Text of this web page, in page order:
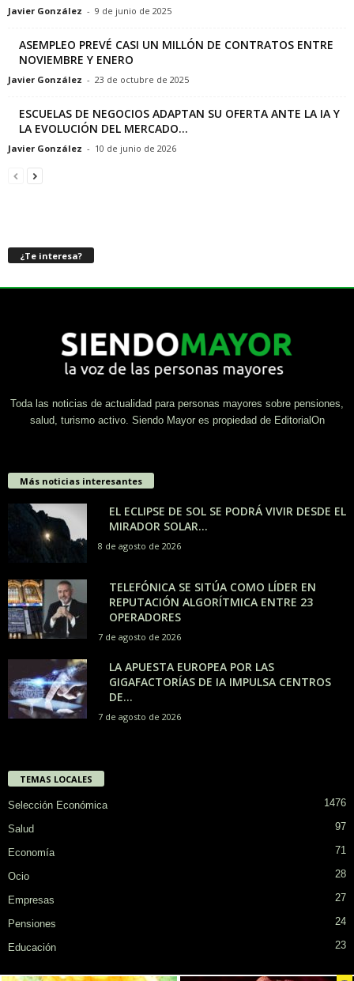
Javier González - 9 de junio de 2025
ASEMPLEO PREVÉ CASI UN MILLÓN DE CONTRATOS ENTRE
NOVIEMBRE Y ENERO
Javier González - 23 de octubre de 2025
ESCUELAS DE NEGOCIOS ADAPTAN SU OFERTA ANTE LA IA Y
LA EVOLUCIÓN DEL MERCADO...
Javier González - 10 de junio de 2026
¿Te interesa?
Toda las noticias de actualidad para personas mayores sobre pensiones,
salud, turismo activo. Siendo Mayor es propiedad de EditorialOn
Más noticias interesantes
EL ECLIPSE DE SOL SE PODRÁ VIVIR DESDE EL
MIRADOR SOLAR...
8 de agosto de 2026
TELEFÓNICA SE SITÚA COMO LÍDER EN
REPUTACIÓN ALGORÍTMICA ENTRE 23
OPERADORES
7 de agosto de 2026
LA APUESTA EUROPEA POR LAS
GIGAFACTORÍAS DE IA IMPULSA CENTROS
DE...
7 de agosto de 2026
TEMAS LOCALES
Selección Económica 1476
Salud 97
Economía 71
Ocio 28
Empresas 27
Pensiones 24
Educación 23